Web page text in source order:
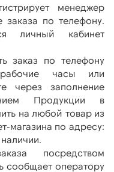
менеджер
заказа по телефону.
личный кабинет
заказ по телефону
часы или
через заполнение
Продукции в
на любой товар из
посредством
сообщает оператору